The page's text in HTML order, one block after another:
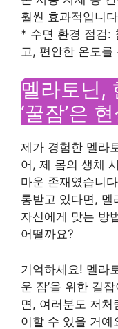
훨씬 효과적입니
* 수면 환경 점검:
고, 편안한 온도
멜라토닌,
‘꿀잠’은
제가 경험한 멜라
어, 제 몸의 생체
마운 존재였습니
통받고 있다면, 멜
자신에게 맞는 방
어떨까요?
기억하세요! 멜라
운 잠’을 위한 길
면, 여러분도 저
이할 수 있을 거예